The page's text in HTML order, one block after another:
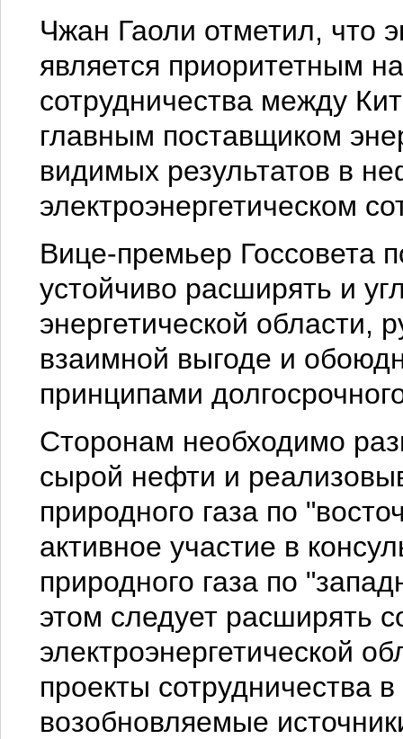
Чжан Гаоли отметил, что
является приоритетным
сотрудничества между
главным поставщиком
видимых результатов в
электроэнергетическом
Вице-премьер Госсовета
устойчиво расширять и
энергетической области,
взаимной выгоде и
принципами
Сторонам необходимо
сырой нефти и
природного газа по
активное участие в
природного газа по
этом следует расширять
электроэнергетической
проекты сотрудничества
возобновляемые